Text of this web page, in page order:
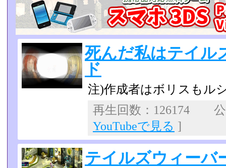
死んだ私はテイル
ド
注)作成者はボリスもル
再生回数：126174
YouTubeで見る ]
テイルズウィーバ